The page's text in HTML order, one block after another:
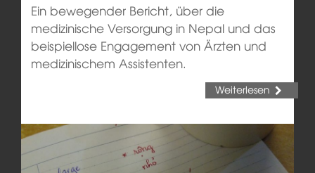
Ein bewegender Bericht, über die
medizinische Versorgung in Nepal und das
beispiellose Engagement von Ärzten und
medizinischem Assistenten.
Weiterlesen